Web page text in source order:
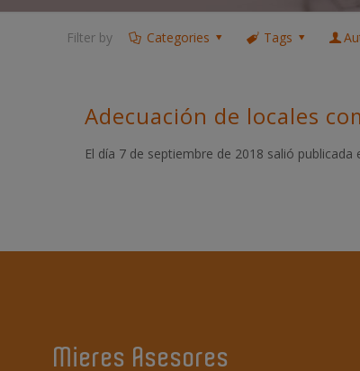
Filter by Categories Tags
Adecuación de locales
El día 7 de septiembre de 2018 salió
Mieres Asesores